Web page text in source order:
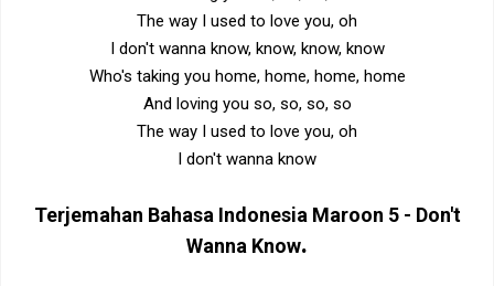
The way I used to love you, oh
I don't wanna know, know, know, know
Who's taking you home, home, home, home
And loving you so, so, so, so
The way I used to love you, oh
I don't wanna know
Terjemahan Bahasa Indonesia Maroon 5 - Don't
Wanna Know.